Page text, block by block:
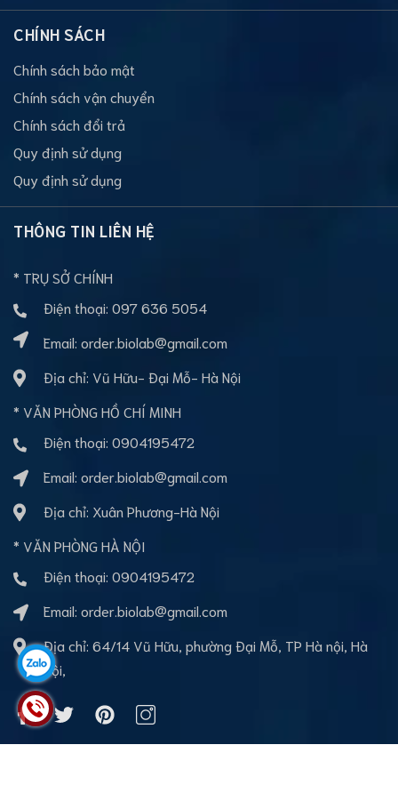
CHÍNH SÁCH
Chính sách bảo mật
Chính sách vận chuyển
Chính sách đổi trả
Quy định sử dụng
Quy định sử dụng
THÔNG TIN LIÊN HỆ
* TRỤ SỞ CHÍNH
Điện thoại: 097 636 5054
Email: order.biolab@gmail.com
Địa chỉ: Vũ Hữu- Đại Mỗ- Hà Nội
* VĂN PHÒNG HỒ CHÍ MINH
Điện thoại: 0904195472
Email: order.biolab@gmail.com
Địa chỉ: Xuân Phương-Hà Nội
* VĂN PHÒNG HÀ NỘI
Điện thoại: 0904195472
Email: order.biolab@gmail.com
Địa chỉ: 64/14 Vũ Hữu, phường Đại Mỗ, TP Hà nội, Hà
Nội,